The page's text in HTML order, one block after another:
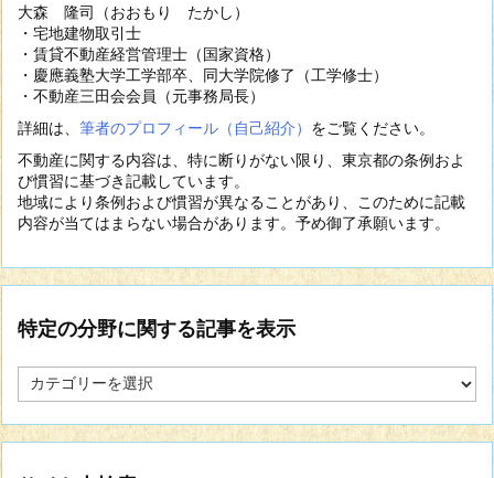
大森 隆司（おおもり たかし）
・宅地建物取引士
・賃貸不動産経営管理士（国家資格）
・慶應義塾大学工学部卒、同大学院修了（工学修士）
・不動産三田会会員（元事務局長）
詳細は、 筆者のプロフィール（自己紹介） をご覧ください。
不動産に関する内容は、特に断りがない限り、東京都の条例およ
び慣習に基づき記載しています。
地域により条例および慣習が異なることがあり、このために記載
内容が当てはまらない場合があります。予め御了承願います。
特定の分野に関する記事を表示
定
分